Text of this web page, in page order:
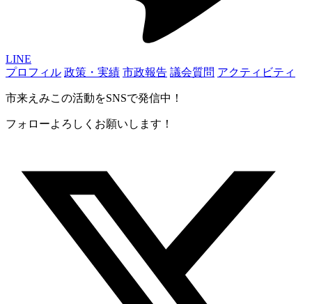
LINE
プロフィル 政策・実績 市政報告 議会質問 アクティビティ
市来えみこの活動をSNSで発信中！
フォローよろしくお願いします！